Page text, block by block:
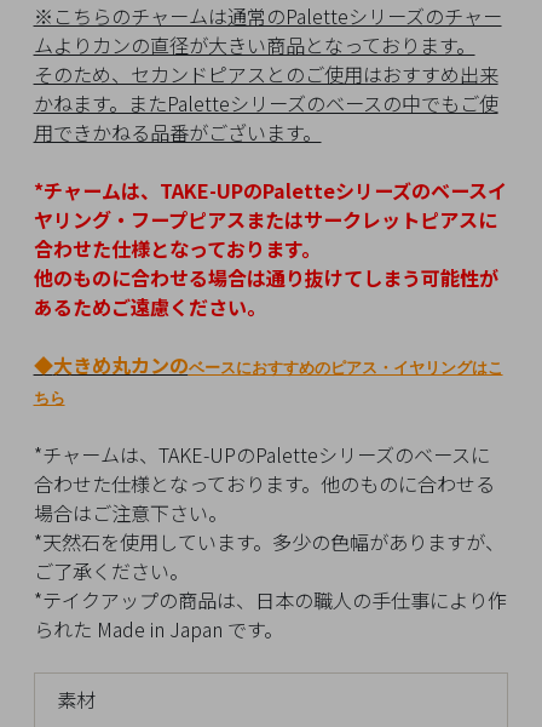
※こちらのチャームは通常のPaletteシリーズのチャー
ムよりカンの直径が大きい商品となっております。
そのため、セカンドピアスとのご使用はおすすめ出来
かねます。またPaletteシリーズのベースの中でもご使
用できかねる品番がございます。
*チャームは、TAKE-UPのPaletteシリーズのベースイ
ヤリング・フープピアスまたはサークレットピアスに
合わせた仕様となっております。
他のものに合わせる場合は通り抜けてしまう可能性が
あるためご遠慮ください。
◆大きめ丸カンのベースにおすすめのピアス・イヤリングはこ
ちら
*チャームは、TAKE-UPのPaletteシリーズのベースに
合わせた仕様となっております。他のものに合わせる
場合はご注意下さい。
*天然石を使用しています。多少の色幅がありますが、
ご了承ください。
*テイクアップの商品は、日本の職人の手仕事により作
られた Made in Japan です。
素材
お
気
に
入
り
ア
イ
テ
ム
最
近
チ
ェ
ッ
ク
し
た
商
品